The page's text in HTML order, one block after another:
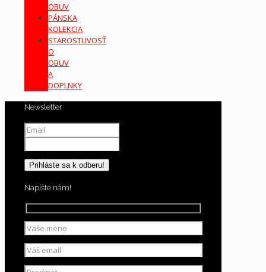
OBUV
PÁNSKA
KOLEKCIA
STAROSTLIVOSŤ
O
OBUV
A
DOPLNKY
Newsletter
Napíšte nám!